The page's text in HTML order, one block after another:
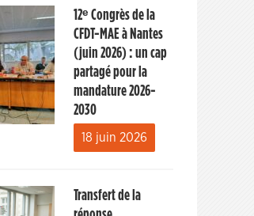
12ᵉ Congrès de la
CFDT-MAE à Nantes
(juin 2026) : un cap
partagé pour la
mandature 2026-
2030
18 juin 2026
Transfert de la